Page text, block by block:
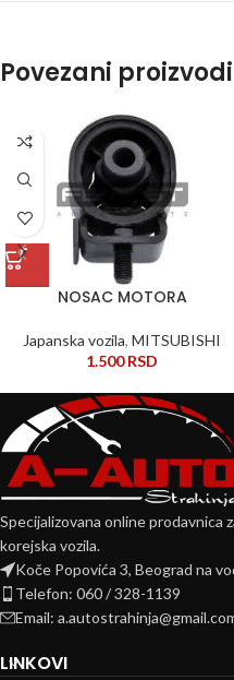
Povezani proizvodi
NOSAC MOTORA
Japanska vozila, MITSUBISHI
1.500RSD
Specijalizovana online prodavnica
korejska vozila.
Koče Popovića 3, Beograd na
Telefon: 060 / 328-1139
Email:
LINKOVI